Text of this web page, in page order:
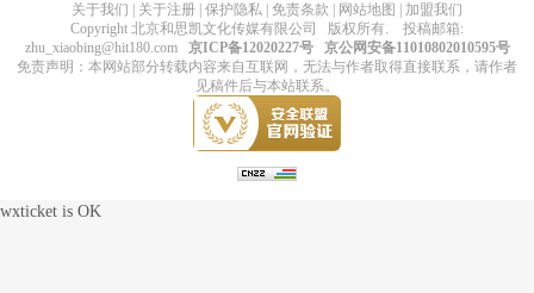
关于我们
关于注册 保护隐私 免责条款 网站地图
加盟我们
Copyright 北京和思凯文化传媒有限公司 版权所有. 投稿邮箱:
zhu_xiaobing@hit180.com
京ICP备12020227号
京公网安备11010802010595号
免责声明：本网站部分转载内容来自互联网，无法与作者取得直接联系，请作者
见稿件后与本站联系。
wxticket is OK